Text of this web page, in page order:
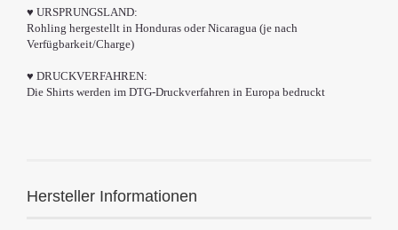
♥ URSPRUNGSLAND:
Rohling hergestellt in Honduras oder Nicaragua (je nach
Verfügbarkeit/Charge)
♥ DRUCKVERFAHREN:
Die Shirts werden im DTG-Druckverfahren in Europa bedruckt
Hersteller Informationen